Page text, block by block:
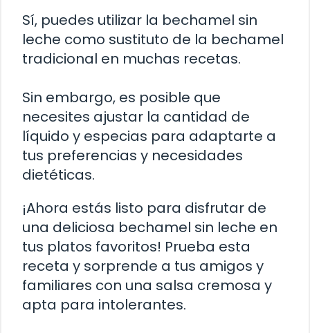
Sí, puedes utilizar la bechamel sin
leche como sustituto de la bechamel
tradicional en muchas recetas.
Sin embargo, es posible que
necesites ajustar la cantidad de
líquido y especias para adaptarte a
tus preferencias y necesidades
dietéticas.
¡Ahora estás listo para disfrutar de
una deliciosa bechamel sin leche en
tus platos favoritos! Prueba esta
receta y sorprende a tus amigos y
familiares con una salsa cremosa y
apta para intolerantes.